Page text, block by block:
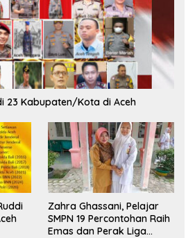
23 Kabupaten/Kota di Aceh
Zahra Ghassani, Pelajar
SMPN 19 Percontohan Raih
Emas dan Perak Liga